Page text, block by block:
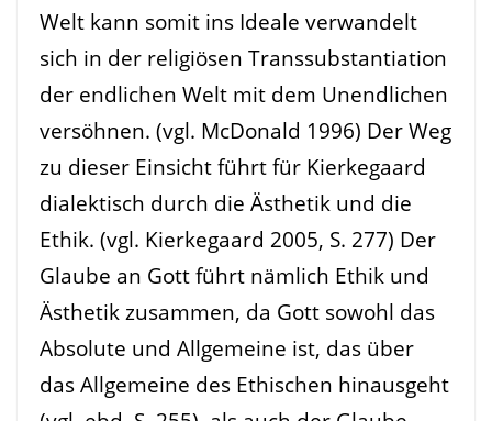
Welt kann somit ins Ideale verwandelt
sich in der religiösen Transsubstantiation
der endlichen Welt mit dem Unendlichen
versöhnen. (vgl. McDonald 1996) Der Weg
zu dieser Einsicht führt für Kierkegaard
dialektisch durch die Ästhetik und die
Ethik. (vgl. Kierkegaard 2005, S. 277) Der
Glaube an Gott führt nämlich Ethik und
Ästhetik zusammen, da Gott sowohl das
Absolute und Allgemeine ist, das über
das Allgemeine des Ethischen hinausgeht